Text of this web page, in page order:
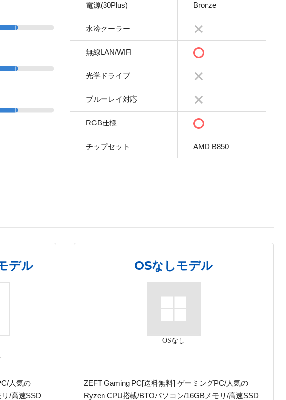
電源(80Plus) Bronze
水冷クーラー
無線LAN/WIFI
光学ドライブ
ブルーレイ対応
RGB仕様
チップセット AMD B850
デル
人気の
/高速SSD
OSなしモデル
OSなし
ZEFT Gaming PC[送料無料] ゲーミングPC/人気の
Ryzen CPU搭載/BTOパソコン/16GBメモリ/高速SSD